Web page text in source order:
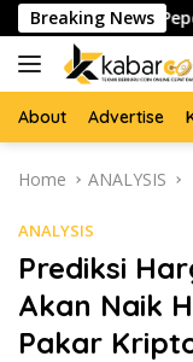
Skip
to
content
Breaking News
Pepe
About Advertise
Home ANALYSIS
ANALYSIS
Prediksi
Akan Naik
Pakar